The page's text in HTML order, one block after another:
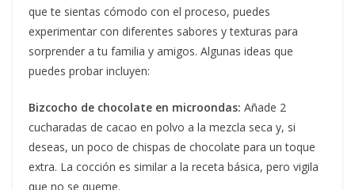
que te sientas cómodo con el proceso, puedes
experimentar con diferentes sabores y texturas para
sorprender a tu familia y amigos. Algunas ideas que
puedes probar incluyen:
Bizcocho de chocolate en microondas: Añade 2
cucharadas de cacao en polvo a la mezcla seca y, si
deseas, un poco de chispas de chocolate para un toque
extra. La cocción es similar a la receta básica, pero vigila
que no se queme.